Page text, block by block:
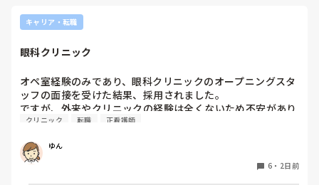
これは私の考え方がおかしいだけなのでしょうか。それと
も、どこのプリセプターもこのような関わり方が一般的なの
でしょうか。
プリセプターを変えたいと思っていますが、今の時期に変更
をお願いすると、同じ病棟で働く先輩後輩という関係もあり
ますし、今後も教えていただく立場なので、とても気まずく
なってしまうのではないかと不安で、なかなか言い出せませ
ん。
このような場合、どうしたらよいでしょうか。
パンダコパンダさんの今の状況が良くなっていることを願って
キャリア・転職
眼科クリニック
オペ室経験のみであり、眼科クリニックのオープニングスタ
ッフの面接を受けた結果、採用されました。
ですが、外来やクリニックの経験は全くないため不安があり
ます。実際眼科のクリニックで働いている方でどのような業
クリニック 転職 正看護師
ゆん
6 ・ 2日前